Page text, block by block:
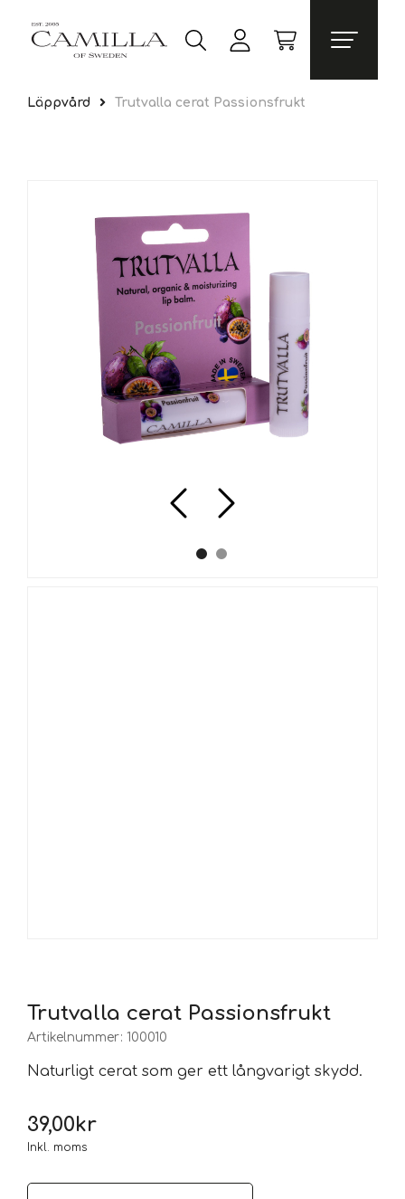
Läppvård Trutvalla cerat Passionsfrukt
Trutvalla cerat Passionsfrukt
Artikelnummer: 100010
Naturligt cerat som ger ett långvarigt skydd.
39,00kr
Inkl. moms